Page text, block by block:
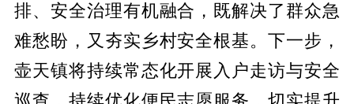
排、安全治理有机融合，既解决了群众急
难愁盼，又夯实乡村安全根基。下一步，
壶天镇将持续常态化开展入户走访与安全